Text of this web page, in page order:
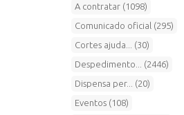
A contratar (1098)
Comunicado oficial (295)
Cortes ajuda... (30)
Despedimento... (2446)
Dispensa per... (20)
Eventos (108)